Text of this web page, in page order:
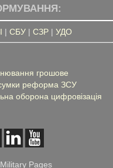
| СБУ| СЗР| УДО
грошове
реформа ЗСУ
оборона цифровізація
Pages